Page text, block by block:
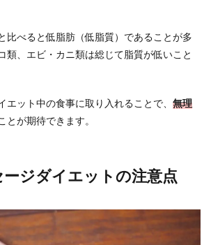
比べると低脂肪（低脂質）であることが多
類、エビ・カニ類は総じて脂質が低いこと
エット中の食事に取り入れることで、 無理
とが期待できます。
ージダイエットの注意点